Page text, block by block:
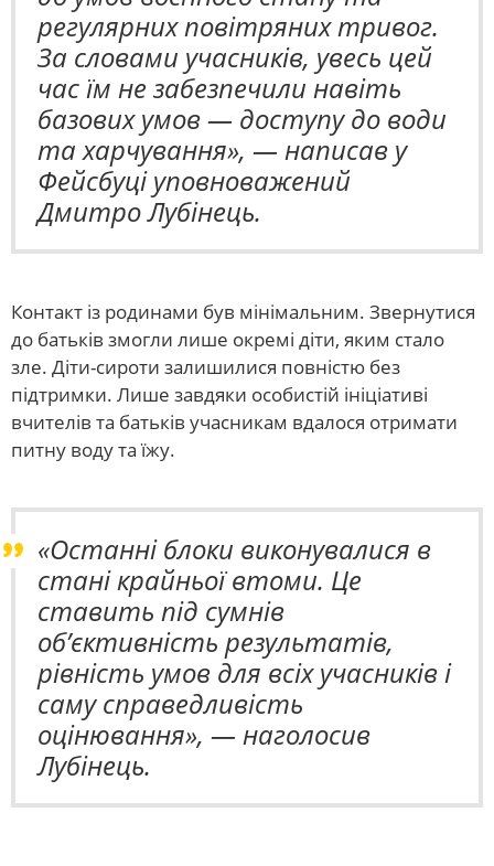
регулярних повітряних тривог.
За словами учасників, увесь цей
час їм не забезпечили навіть
базових умов — доступу до води
та харчування», — написав у
Фейсбуці уповноважений
Дмитро Лубінець.
Контакт із родинами був мінімальним. Звернутися
до батьків змогли лише окремі діти, яким стало
зле. Діти-сироти залишилися повністю без
підтримки. Лише завдяки особистій ініціативі
вчителів та батьків учасникам вдалося отримати
питну воду та їжу.
«Останні блоки виконувалися в
стані крайньої втоми. Це
ставить під сумнів
об’єктивність результатів,
рівність умов для всіх учасників і
саму справедливість
оцінювання», — наголосив
Лубінець.